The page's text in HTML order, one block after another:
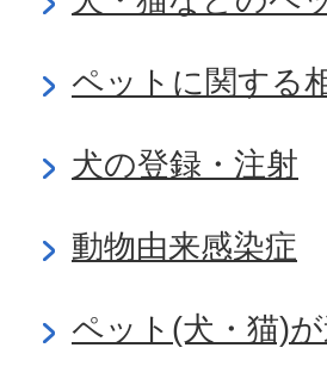
ペットに関する
犬の登録・注射
動物由来感染症
ペット(犬・猫)